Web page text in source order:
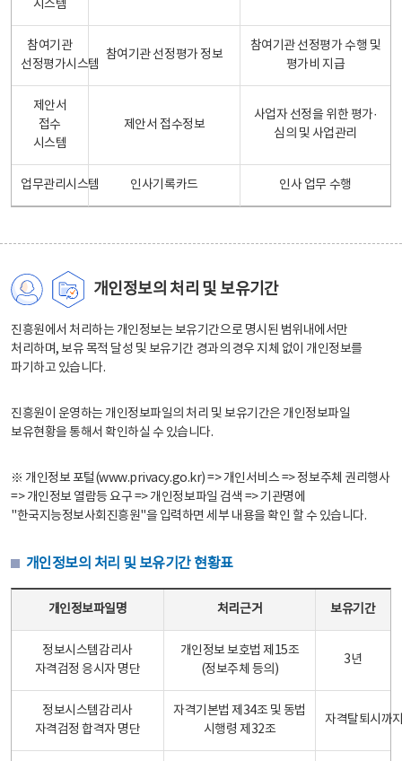
시스템
참여기관
선정평가시스템
참여기관 선정평가 정보
참여기관 선정평가 수행 및
평가비 지급
제안서
접수
시스템
제안서 접수정보
사업자 선정을 위한 평가·
심의 및 사업관리
업무관리시스템 인사기록카드 인사 업무 수행
개인정보의 처리 및 보유기간
진흥원에서 처리하는 개인정보는 보유기간으로 명시된 범위내에서만
처리하며, 보유 목적 달성 및 보유기간 경과의 경우 지체 없이 개인정보를
파기하고 있습니다.
진흥원이 운영하는 개인정보파일의 처리 및 보유기간은 개인정보파일
보유현황을 통해서 확인하실 수 있습니다.
※ 개인정보 포털(www.privacy.go.kr) => 개인서비스 => 정보주체 권리행사
=> 개인정보 열람등 요구 => 개인정보파일 검색 => 기관명에
"한국지능정보사회진흥원"을 입력하면 세부 내용을 확인 할 수 있습니다.
개인정보의 처리 및 보유기간 현황표
개인정보파일명 처리근거 보유기간
정보시스템감리사
자격검정 응시자 명단
개인정보 보호법 제15조
(정보주체 등의)
3년
정보시스템감리사
자격검정 합격자 명단
자격기본법 제34조 및 동법
시행령 제32조
자격탈퇴시까